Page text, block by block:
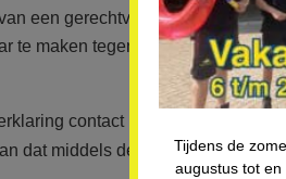
een gerechtvaardigd belang
te maken tegen de verwerking
contact met ons wilt
dat middels de contactgegevens
Tijdens de
augustus tot en